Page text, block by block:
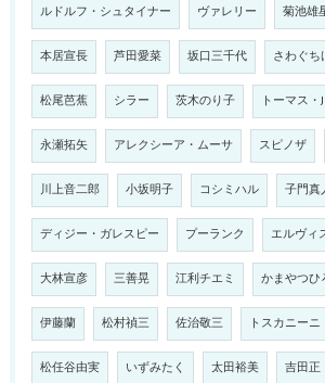
ルドルフ・シュタイナー ヴァレリー 菊池雄
本居宣長 芦田愛菜 坂口三千代 さわぐち
松尾芭蕉 シラー 茨木のり子 トーマス
永瀬拓矢 アレクシーア・ムーサ スピノザ
川上音二郎 小坂明子 コシミハル 子門真
ディジー・ガレスピー プーランク エルヴィ
大林宣彦 三善晃 江利チエミ かまやつひ
伊藤蘭 松村禎三 佐治敬三 トスカニーニ
松任谷由実 いずみたく 太田裕美 吉田正